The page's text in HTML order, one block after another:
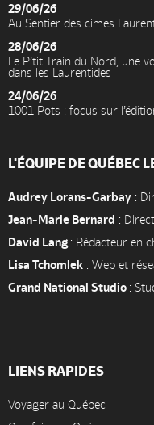
29/06/26
Au Sentier des cimes
28/06/26
Le P’tit Train du Nord, une
dans les Laurentides
24/06/26
1001 Pots : focus sur
L'ÉQUIPE DE QUÉBEC
Audrey Lorans-Garbay :
Jean-Marie Bernard :
David Lang : Rédacteur en
Lisa Tchomlek : Web et
Grand National Studio :
LIENS RAPIDES
Voyager au Québec